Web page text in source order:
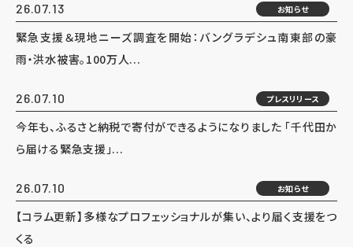
26.07.13 お知らせ
緊急支援＆現地ニーズ調査を開始：バングラデシュ南東部の豪
雨・洪水被害。100万人...
26.07.10 プレスリリース
今年も、ふるさと納税で寄付ができるようになりました 「千代田か
ら届ける緊急支援」...
26.07.10 お知らせ
【コラム更新】多様なプロフェッショナルが集い、より届く支援をつ
くる